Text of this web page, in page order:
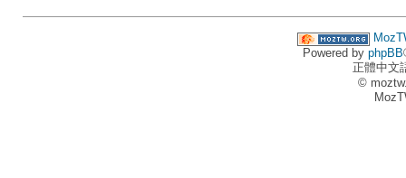
Powered by phpBB
正體中文
©